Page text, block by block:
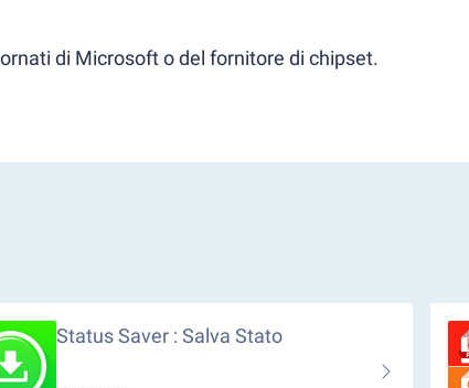
di Microsoft o del fornitore di chipset.
Status Saver : Salva Stato